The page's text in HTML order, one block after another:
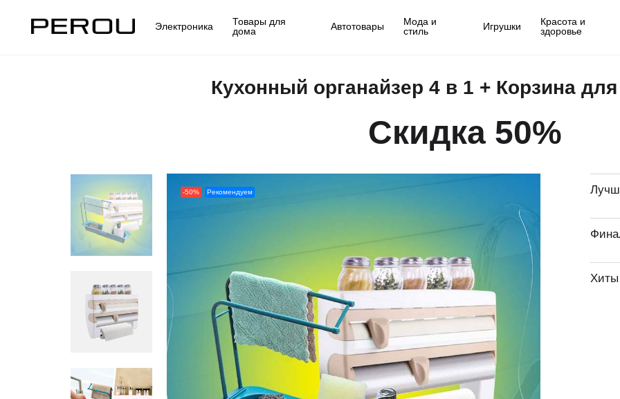
Электроника Товары для
дома Автотовары Мода и
стиль Игрушки Красота и
здоровье
Кухонный органайзер 4 в 1 + Корзина
Скидка 50%
-50% Рекомендуем